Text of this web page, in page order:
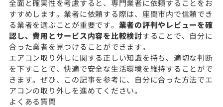
全面と確実性を考慮すると、専門業者に依頼することをお
すすめします。業者に依頼する際は、座間市内で信頼でき
る業者を選ぶことが重要です。 業者の評判やレビューを確
認し、費用とサービス内容を比較検討することで、自分に
合った業者を見つけることができます。
エアコン取り外しに関する正しい知識を持ち、適切な判断
を下すことで、快適で安全な生活環境を維持することがで
きます。ぜひ、この記事を参考に、自分に合った方法でエ
アコンの取り外しを進めてください。
よくある質問